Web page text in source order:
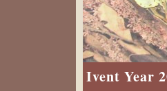
Ivent Year